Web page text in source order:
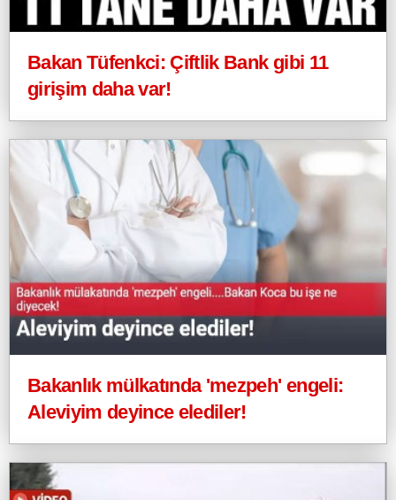
Bakan Tüfenkci: Çiftlik Bank gibi 11
girişim daha var!
Bakanlık mülkatında 'mezpeh' engeli:
Aleviyim deyince elediler!